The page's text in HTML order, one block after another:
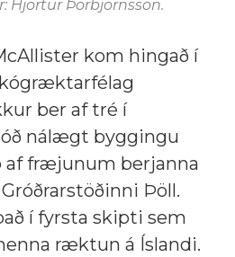
Hjörtur Þorbjörnsson.
kom hingað í
ber af tré í
nálægt byggingu
af fræjunum berjanna
Þöll.
í fyrsta skipti sem
ræktun á Íslandi.